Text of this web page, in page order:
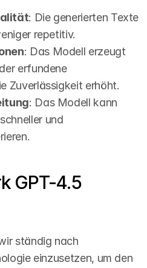
: Die generierten Texte
repetitiv.
: Das Modell erzeugt
erfundene
Zuverlässigkeit erhöht.
: Das Modell kann
und
GPT-4.5
ständig nach
einzusetzen, um den